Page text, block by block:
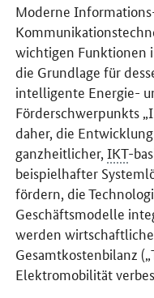
Moderne
wichtigen Funktionen
die Grundlage für
intelligente Energie-
Förderschwerpunkts
daher, die
ganzheitlicher,IKT-
beispielhafter
fördern, die
Geschäftsmodelle
werden
Gesamtkostenbilanz („
Elektromobilität